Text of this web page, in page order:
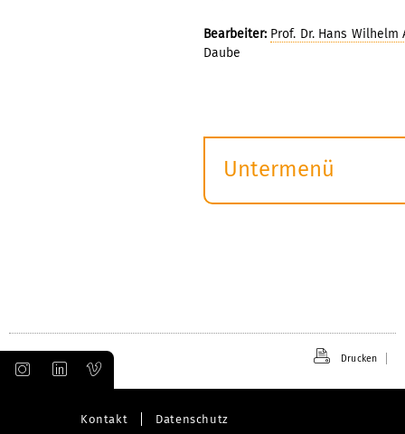
Bearbeiter: Prof. Dr. Hans Wilhelm
Daube
Untermenü
Drucken
Kontakt Datenschutz